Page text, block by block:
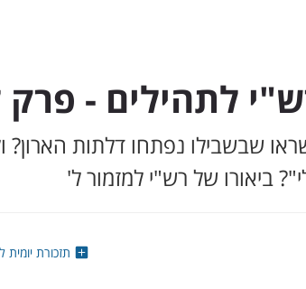
לתהילים - פרק
שבשבילו נפתחו דלתות הארון?
ביאורו של רש"י למזמור ל'
תזכורת יומית